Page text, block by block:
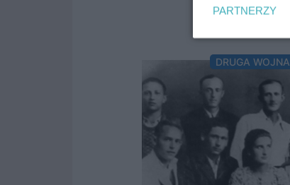
DRUGA
PARTNERZY